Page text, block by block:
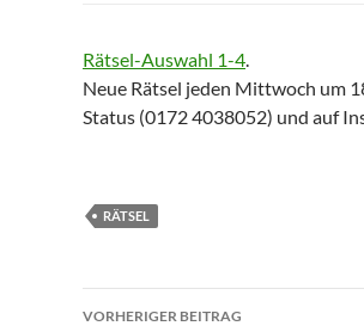
Rätsel-Auswahl 1-4.
Neue Rätsel jeden Mittwoch um
Status (0172 4038052) und auf
RÄTSEL
Beitragsnavigation
VORHERIGER BEITRAG